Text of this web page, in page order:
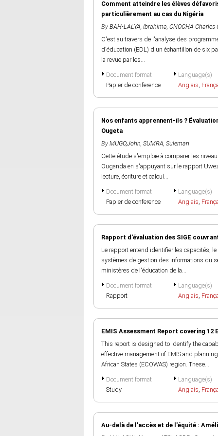
Comment atteindre les élèves
particulièrement au cas du Nigéria
By BAH-LALYA, Ibrahima, ONOCHA Charles
C'est au travers de l'analyse des
d'éducation (EDL) d'un échantillon de six
la revue par les...
Document format
Papier de conference
Language(s)
Anglais,
Nos enfants apprennent-ils ?
Ougeta
By MUGO,John, SUMRA, Suleman
Cette étude s'emploie à comparer les
Ouganda en s'appuyant sur le rapport
lecture, écriture et calcul...
Document format
Papier de conference
Language(s)
Anglais,
Rapport d'évaluation des SIGE
Le rapport entend identifier les capacités,
systèmes de gestion des informations du
ministères de l'éducation de la...
Document format
Rapport
Language(s)
Anglais,
EMIS Assessment Report covering 12
This report is designed to identify the
effective management of EMIS and
African States (ECOWAS) region. These...
Document format
Study
Language(s)
Anglais,
Au-delà de l'accès et de l'équité :